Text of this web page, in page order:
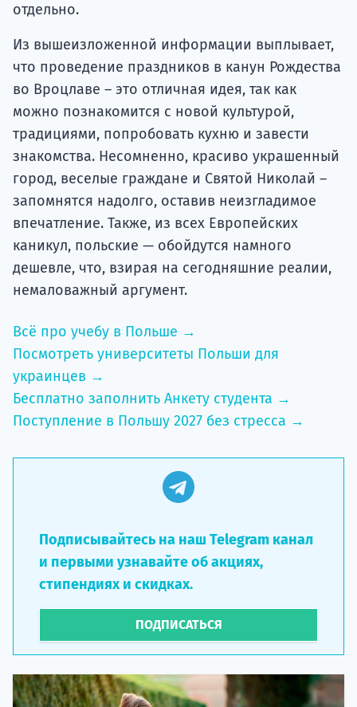
отдельно.
Из вышеизложенной информации выплывает,
что проведение праздников в канун Рождества
во Вроцлаве – это отличная идея, так как
можно познакомится с новой культурой,
традициями, попробовать кухню и завести
знакомства. Несомненно, красиво украшенный
город, веселые граждане и Святой Николай –
запомнятся надолго, оставив неизгладимое
впечатление. Также, из всех Европейских
каникул, польские — обойдутся намного
дешевле, что, взирая на сегодняшние реалии,
немаловажный аргумент.
Всё про учебу в Польше →
Посмотреть университеты Польши для
украинцев →
Бесплатно заполнить Анкету студента →
Поступление в Польшу 2027 без стресса →
Подписывайтесь на наш Telegram канал
и первыми узнавайте об акциях,
стипендиях и скидках.
ПОДПИСАТЬСЯ